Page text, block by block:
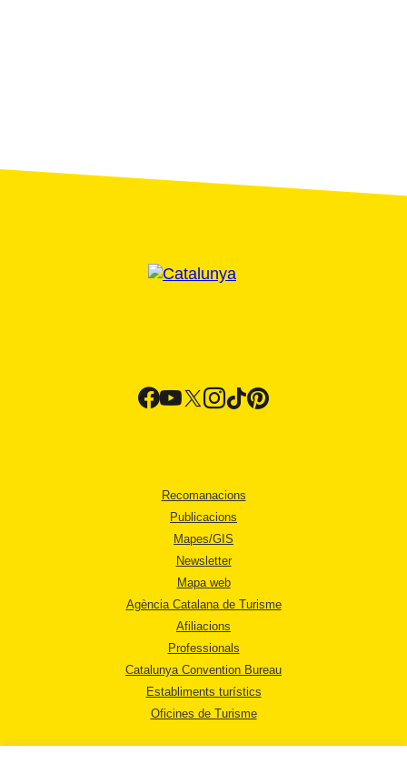
Recomanacions
Publicacions
Mapes/GIS
Newsletter
Mapa web
Agència Catalana de Turisme
Afiliacions
Professionals
Catalunya Convention Bureau
Establiments turístics
Oficines de Turisme